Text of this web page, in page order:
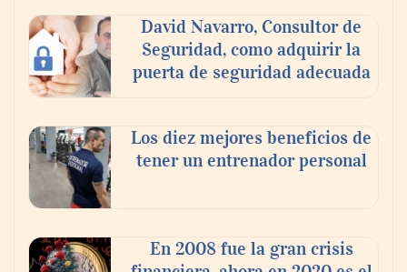
David Navarro, Consultor de
Seguridad, como adquirir la
puerta de seguridad adecuada
Los diez mejores beneficios de
tener un entrenador personal
En 2008 fue la gran crisis